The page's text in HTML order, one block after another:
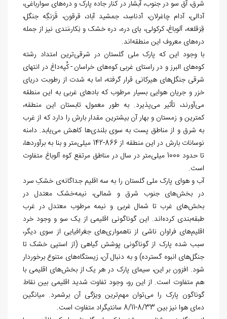
شرق، آق سو در جنوب، آبشار در کنار جاده پارک و درههای سوارباغی،
آدالی، آدام چاغرلان، آدناسِد، جمشید آباد، قرقون، قَرَنگِه جنگل،
قِزقلعه، آلوباغ، کرکولی، یای دره، دره خشک و نِکارمَندی نیز از جمله
درههای معروف این منطقهاند.
با وجود این که پارک ملی گلستان در شرقیترین امتداد رشته
کوههای البرز و در راستای غربی کوههای خراسان - کُپهداغ در انتهای
شرقی جنگلهای هیرکانی قرار گرفته، اما به شدت از رطوبت دریای
خزر و جریان هوایی بسیار مرطوب که بادهای غربی به این منطقه
میآورند، تأثیر میپذیرد. به طور معمول، تابستان این منطقه،
کمترین و زمستان و بهار آن بیشترین مقدار بارش را دارد که از غرب
به شرق و از مناطق پست به سوی بلندی­ها کاهش مییابد. دامنه
نوسانات بارش در این منطقه از 866-142 میلی
متر و بنا به برآوردها،
تا حدود 1000 میلی
متر در سال در مناطق مرتفع کوه آلوباغ متفاوت
است.
آب و هوای پارک ملی گلستان را به سه اقلیم جداگانه‌‏ی خشکِ سرد
در بخشهای جنوب شرق و شمالی، نیمهخشک معتدل در
بخشهای غرب تا شمال غربی و نیمه مرطوب معتدل در غرب
طبقه‏‌بندی کردهاند. این گوناگونی اقلیمی از یک سو و وجود خرد
اقلیمهای فراوان ناشی از ناهمواریهای جغرافیایی از سوی دیگر،
سبب شده پارک از گوناگونی پوشش گیاهی (از استپی خشک تا
جنگلهای انبوه گسترده) و به دنبال آن، زیستگاههای متنوع برخوردار
شود. افزون بر این، سیمای پارک در هر یک از بخشهای اقلیمی با
هم متفاوت است. از این رو، وجود تفاوت شدید اقلیمی بین نقاط
گوناگون پارک را می‏‌توان مهمترین ویژگی آن برشمرد. میانگین
دمای هوا نیز بین 8/33-8/11 سانتی‏گراد متفاوت است.